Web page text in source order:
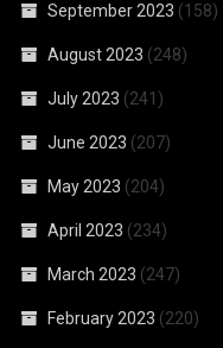
September 2023 (158)
August 2023 (248)
July 2023 (241)
June 2023 (207)
May 2023 (204)
April 2023 (234)
March 2023 (247)
February 2023 (220)